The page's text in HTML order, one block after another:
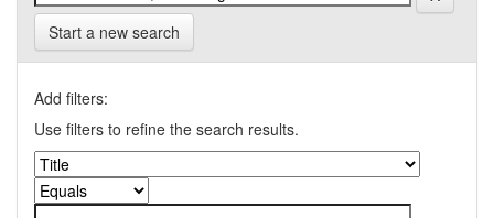
Start a new search
Add filters:
Use filters to refine the search results.